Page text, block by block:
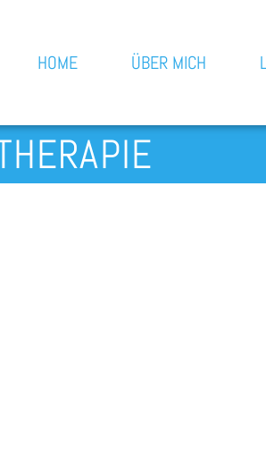
HOME ÜBER MICH